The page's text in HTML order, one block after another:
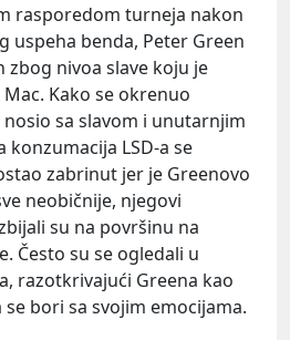
rasporedom turneja nakon
uspeha benda, Peter Green
zbog nivoa slave koju je
Kako se okrenuo
sa slavom i unutarnjim
konzumacija LSD-a se
zabrinut jer je Greenovo
neobičnije, njegovi
su na površinu na
Često su se ogledali u
razotkrivajući Greena kao
bori sa svojim emocijama.